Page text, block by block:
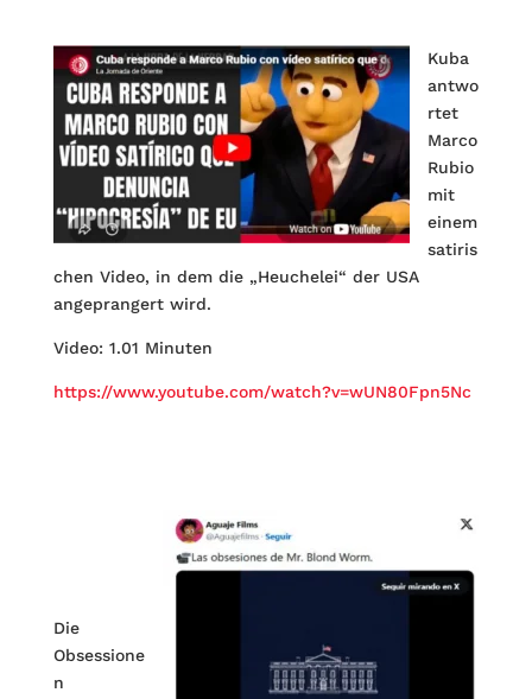
Kuba
antwo
rtet
Marco
Rubio
mit
einem
satiris
chen Video, in dem die „Heuchelei“ der USA
angeprangert wird.
Video: 1.01 Minuten
https://www.youtube.com/watch?v=wUN80Fpn5Nc
Die
Obsessione
n